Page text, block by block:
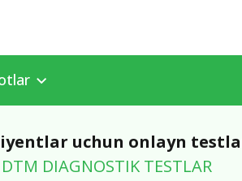
uchun onlayn
DIAGNOSTIK TESTLAR